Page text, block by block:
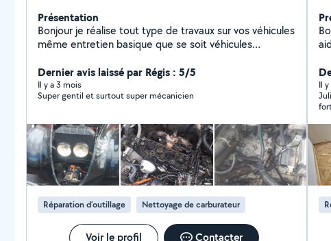
Présentation
Bonjour je réalise tout type de travaux sur vos véhicules
même entretien basique que se soit véhicules
agricoles,engins d'espace verts enfin tout se qui
concerne un moteur
Dernier avis laissé par Régis : 5/5
Il y a 3 mois
Super gentil et surtout super mécanicien
Réparation d’outillage Nettoyage de carburateur
Voir le profil Contacter
Bonjour
Il